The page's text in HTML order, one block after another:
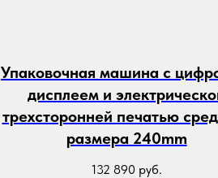
Упаковочная машина с
дисплеем и
трехсторонней печатью
размера 240mm
132 890 руб.